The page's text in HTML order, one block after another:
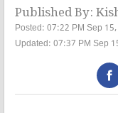
Published By:
Posted: 07:22 PM Sep
Updated: 07:37 PM Sep